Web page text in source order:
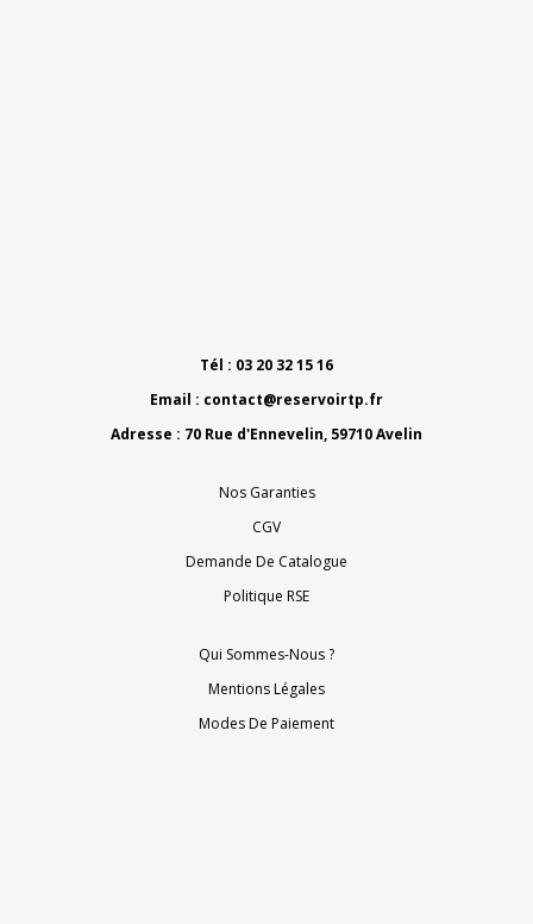
Tél : 03 20 32 15 16
Email : contact@reservoirtp.fr
Adresse : 70 Rue d'Ennevelin, 59710 Avelin
Nos Garanties
CGV
Demande De Catalogue
Politique RSE
Qui Sommes-Nous ?
Mentions Légales
Modes De Paiement